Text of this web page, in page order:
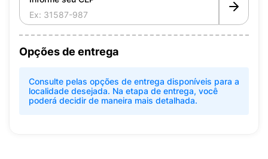
Opções de entrega
Consulte pelas opções de entrega disponíveis para a
localidade desejada. Na etapa de entrega, você
poderá decidir de maneira mais detalhada.